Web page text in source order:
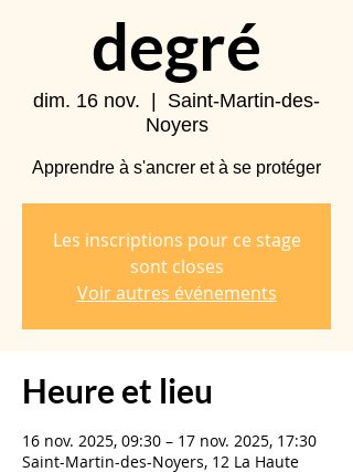
degré
dim. 16 nov.
Saint-Martin-des-
Noyers
Apprendre à s'ancrer et à se protéger
Les inscriptions pour ce stage
sont closes
Voir autres événements
Heure et lieu
16 nov. 2025, 09:30 – 17 nov. 2025, 17:30
Saint-Martin-des-Noyers, 12 La Haute